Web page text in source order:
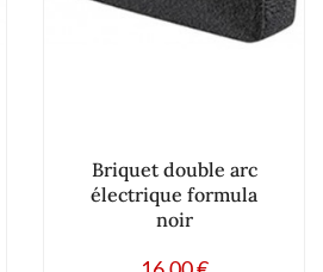
Briquet double arc
électrique formula
noir